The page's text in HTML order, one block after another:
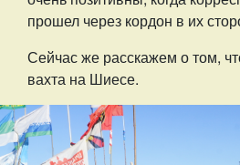
прошел через кордон в их
Сейчас же расскажем о том,
вахта на Шиесе.